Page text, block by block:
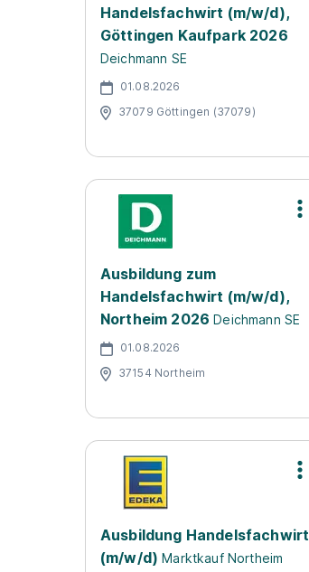
Handelsfachwirt (m/w/d),
Göttingen Kaufpark 2026
Deichmann SE
01.08.2026
37079 Göttingen (37079)
Ausbildung zum
Handelsfachwirt (m/w/d),
Northeim 2026 Deichmann SE
01.08.2026
37154 Northeim
Ausbildung Handelsfachwirt
(m/w/d) Marktkauf Northeim